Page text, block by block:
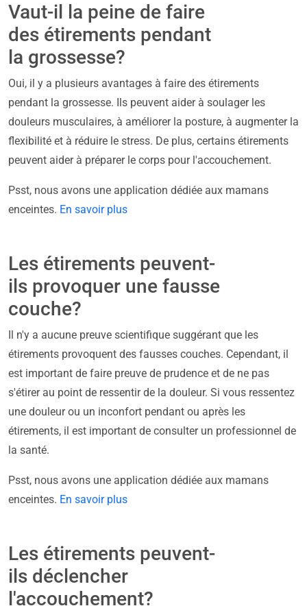
Vaut-il la peine de faire
des étirements pendant
la grossesse?
Oui, il y a plusieurs avantages à faire des étirements
pendant la grossesse. Ils peuvent aider à soulager les
douleurs musculaires, à améliorer la posture, à augmenter la
flexibilité et à réduire le stress. De plus, certains étirements
peuvent aider à préparer le corps pour l'accouchement.
Psst, nous avons une application dédiée aux mamans
enceintes. En savoir plus
Les étirements peuvent-
ils provoquer une fausse
couche?
Il n'y a aucune preuve scientifique suggérant que les
étirements provoquent des fausses couches. Cependant, il
est important de faire preuve de prudence et de ne pas
s'étirer au point de ressentir de la douleur. Si vous ressentez
une douleur ou un inconfort pendant ou après les
étirements, il est important de consulter un professionnel de
la santé.
Psst, nous avons une application dédiée aux mamans
enceintes. En savoir plus
Les étirements peuvent-
ils déclencher
l'accouchement?